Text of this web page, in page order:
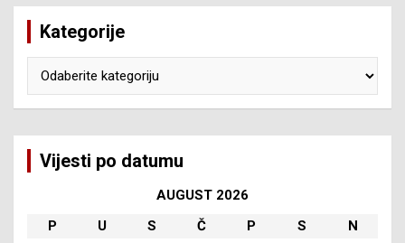
Kategorije
Vijesti po datumu
AUGUST 2026
P
U S Č P S
N